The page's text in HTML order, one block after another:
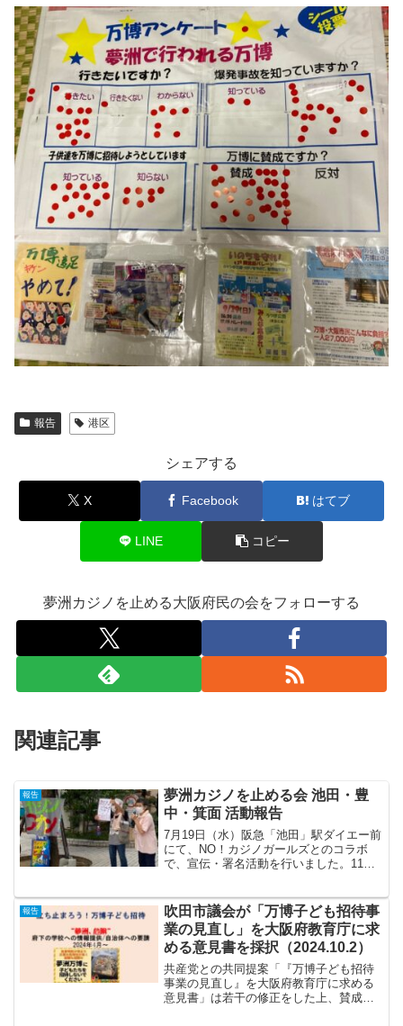
報告 港区
シェアする
X Facebook はてブ
LINE コピー
夢洲カジノを止める大阪府民の会をフォローする
関連記事
報告
夢洲カジノを止める会 池田・豊
中・箕面 活動報告
7月19日（水）阪急「池田」駅ダイエー前
にて、NO！カジノガールズとのコラボ
で、宣伝・署名活動を行いました。11名
の大阪・関西万博、IR/カジノに関する
TV/新聞報道が...
報告
吹田市議会が「万博子ども招待事
業の見直し」を大阪府教育庁に求
める意見書を採択（2024.10.2）
共産党との共同提案「『万博子ども招待
事業の見直し』を大阪府教育庁に求める
意見書」は若干の修正をした上、賛成